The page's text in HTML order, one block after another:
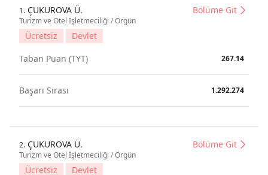
1. ÇUKUROVA Ü.
Turizm ve Otel İşletmeciliği / Örgün
Bölüme Git
Ücretsiz
Devlet
Taban Puan (TYT)
267.14
Başarı Sırası 1.292.274
2. ÇUKUROVA Ü.
Turizm ve Otel İşletmeciliği / Örgün
Bölüme Git
Ücretsiz
Devlet